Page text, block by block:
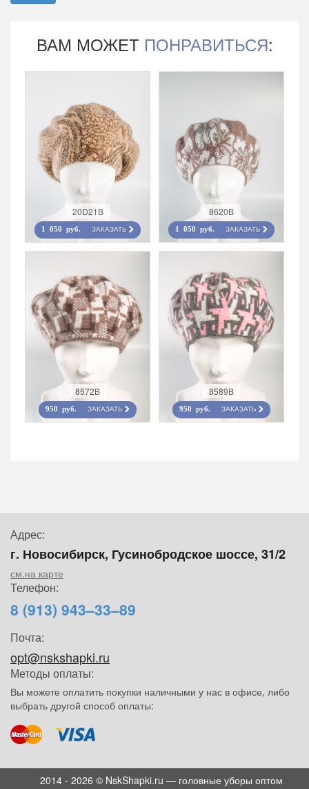
ВАМ МОЖЕТ ПОНРАВИТЬСЯ:
20D21B
1 050 руб. ЗАКАЗАТЬ
8620B
1 050 руб. ЗАКАЗАТЬ
8572B
950 руб. ЗАКАЗАТЬ
8589B
950 руб. ЗАКАЗАТЬ
Адрес:
г. Новосибирск, Гусинобродское шоссе, 31/2
см.на карте
Телефон:
8 (913) 943–33–89
Почта:
opt@nskshapki.ru
Методы оплаты:
Вы можете оплатить покупки наличными у нас в офисе, либо
выбрать другой способ оплаты:
2014 - 2026 © NskShapki.ru — головные уборы оптом